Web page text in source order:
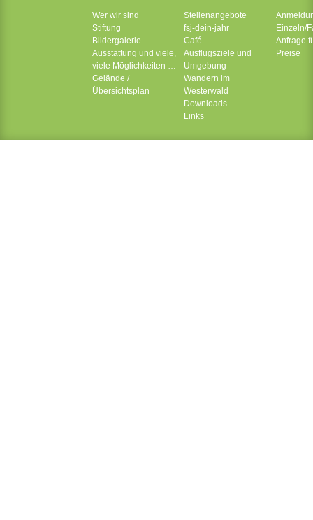
Wer wir sind
Stiftung
Bildergalerie
Ausstattung und viele,
viele Möglichkeiten …
Gelände /
Übersichtsplan
Stellenangebote
fsj-dein-jahr
Café
Ausflugsziele und
Umgebung
Wandern im
Westerwald
Downloads
Links
Einzeln/
Anfrage
Preise